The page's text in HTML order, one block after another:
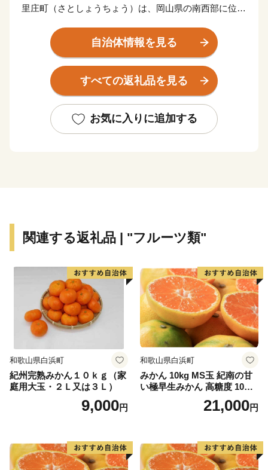
里庄町（さとしょうちょう）は、岡山県の南西部に位置
瀬戸内海特有の温暖な気候と豊かな自然に恵まれ、四季
折々に町を彩る花々が、訪れる人の心を和ませていま
中でも教育、文化の振興に積極的に取り組み、町内には
ています。
コンパクトな町だからこそできる魅力あるまちづくりを
自治体情報を見る
すべての返礼品を見る
お気に入りに追加する
関連する返礼品 | "フルーツ類"
和歌山県白浜町
紀州完熟みかん１０ｋｇ（家
庭用大玉・２Ｌ又は３Ｌ）
9,000円
和歌山県白浜町
みかん 10kg MS玉 紀南の甘
い極早生みかん 高糖度 10月
以降発送 マルチ被覆栽培
21,000円